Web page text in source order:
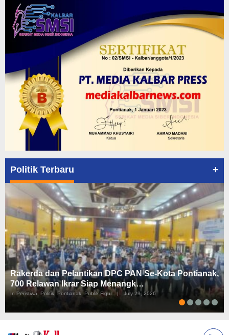
Politik Terbaru +
Rakerda dan Pelantikan DPC PAN Se-Kota Pontianak,
700 Relawan Ikrar Siap Menangk…
In Peristiwa, Politik, Pontianak, Publik Figur July 29, 2026